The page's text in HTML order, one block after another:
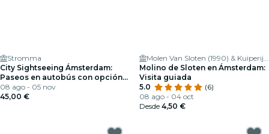
Stromma
City Sightseeing Ámsterdam:
Paseos en autobús con opción
de embarque
08 ago - 05 nov
45,00 €
Molen Van Sloten (1990) & Kuiperij Museum - Windmill
Molino de Sloten en Ámsterdam:
Visita guiada
5.0
(6)
08 ago - 04 oct
Desde 4,50 €